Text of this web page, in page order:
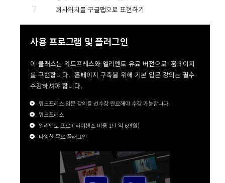
7
회사위치를 구글맵으로 표현하기
사용 프로그램 및 플러그인
이 클래스는 워드프레스와 엘리멘토 유료 버전으로 홈페이지
를 구현합니다. 홈페이지 구축을 위해 기본 입문 강의는 필수
수강하셔야 합니다.
워드프레스 입문 강의를 선수강 완료해야 수강 가능합니다.
워드프레스
엘리멘토 프로 ( 라이센스 비용 1년 약 6만원)
다양한 무료 플러그인